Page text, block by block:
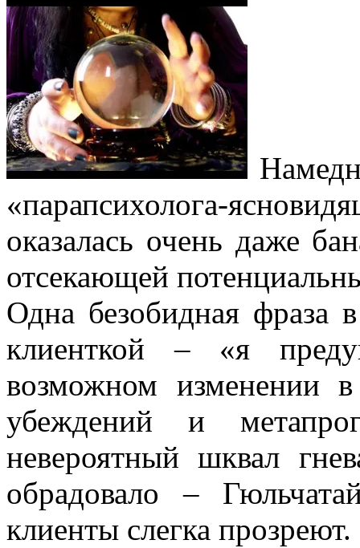
«парапсихолога-
оказалась очень даже
отсекающей
Одна безобидная фраза
клиенткой – «я
возможном изменении
убеждений и
невероятный шквал
обрадовало –
клиенты слегка прозреют.